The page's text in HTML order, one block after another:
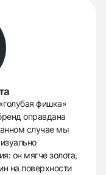
фишка»
оправдана
случае мы
он мягче золота,
на поверхности